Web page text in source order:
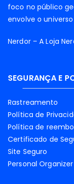
foco no público
envolve o
Nerdor – A Loja
SEGURANÇA E
Rastreamento
Política de
Política de
Certificado de
Site Seguro
Personal